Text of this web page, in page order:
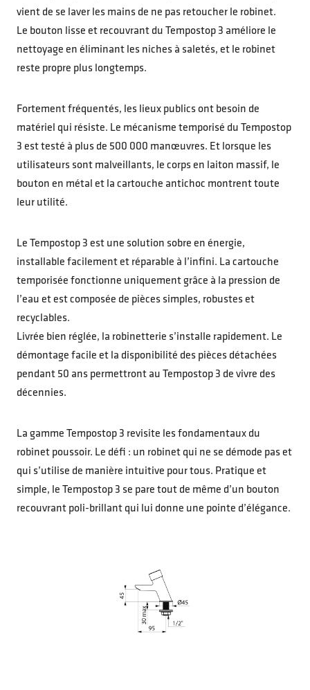
vient de se laver les mains de ne pas retoucher le robinet.
Le bouton lisse et recouvrant du Tempostop 3 améliore le
nettoyage en éliminant les niches à saletés, et le robinet
reste propre plus longtemps.
Fortement fréquentés, les lieux publics ont besoin de
matériel qui résiste. Le mécanisme temporisé du Tempostop
3 est testé à plus de 500 000 manœuvres. Et lorsque les
utilisateurs sont malveillants, le corps en laiton massif, le
bouton en métal et la cartouche antichoc montrent toute
leur utilité.
Le Tempostop 3 est une solution sobre en énergie,
installable facilement et réparable à l’infini. La cartouche
temporisée fonctionne uniquement grâce à la pression de
l’eau et est composée de pièces simples, robustes et
recyclables.
Livrée bien réglée, la robinetterie s’installe rapidement. Le
démontage facile et la disponibilité des pièces détachées
pendant 50 ans permettront au Tempostop 3 de vivre des
décennies.
La gamme Tempostop 3 revisite les fondamentaux du
robinet poussoir. Le défi : un robinet qui ne se démode pas et
qui s’utilise de manière intuitive pour tous. Pratique et
simple, le Tempostop 3 se pare tout de même d’un bouton
recouvrant poli-brillant qui lui donne une pointe d’élégance.